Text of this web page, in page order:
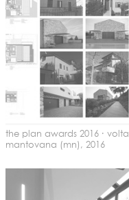
the plan awards 2016 · volta
mantovana (mn), 2016